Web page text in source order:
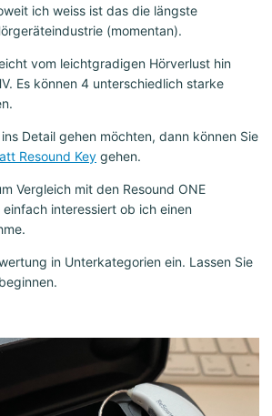
ich weiss ist das die längste
(momentan).
vom leichtgradigen Hörverlust hin
Es können 4 unterschiedlich starke
Detail gehen möchten, dann können Sie
Resound Key gehen.
Vergleich mit den Resound ONE
einfach interessiert ob ich einen
in Unterkategorien ein. Lassen Sie